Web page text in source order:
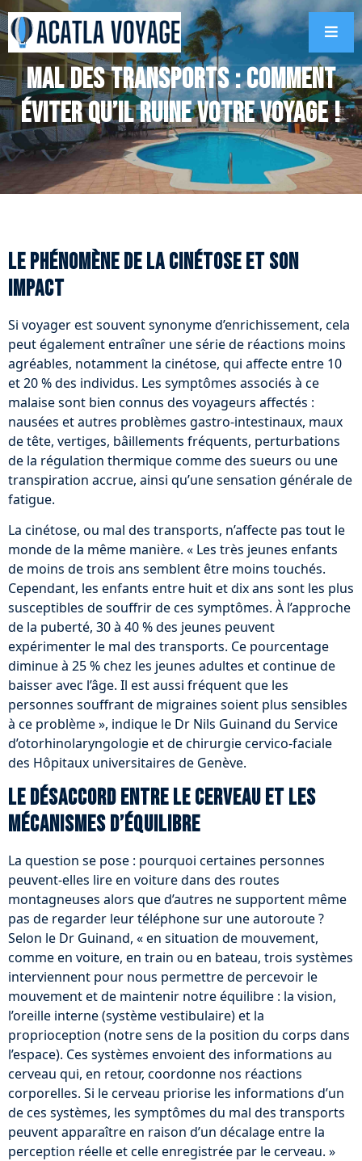
Mal des transports : comment
éviter qu’il ruine votre voyage !
Le phénomène de la cinétose et son
impact
Si voyager est souvent synonyme d’enrichissement, cela
peut également entraîner une série de réactions moins
agréables, notamment la cinétose, qui affecte entre 10
et 20 % des individus. Les symptômes associés à ce
malaise sont bien connus des voyageurs affectés :
nausées et autres problèmes gastro-intestinaux, maux
de tête, vertiges, bâillements fréquents, perturbations
de la régulation thermique comme des sueurs ou une
transpiration accrue, ainsi qu’une sensation générale de
fatigue.
La cinétose, ou mal des transports, n’affecte pas tout le
monde de la même manière. « Les très jeunes enfants
de moins de trois ans semblent être moins touchés.
Cependant, les enfants entre huit et dix ans sont les plus
susceptibles de souffrir de ces symptômes. À l’approche
de la puberté, 30 à 40 % des jeunes peuvent
expérimenter le mal des transports. Ce pourcentage
diminue à 25 % chez les jeunes adultes et continue de
baisser avec l’âge. Il est aussi fréquent que les
personnes souffrant de migraines soient plus sensibles
à ce problème », indique le Dr Nils Guinand du Service
d’otorhinolaryngologie et de chirurgie cervico-faciale
des Hôpitaux universitaires de Genève.
Le désaccord entre le cerveau et les
mécanismes d’équilibre
La question se pose : pourquoi certaines personnes
peuvent-elles lire en voiture dans des routes
montagneuses alors que d’autres ne supportent même
pas de regarder leur téléphone sur une autoroute ?
Selon le Dr Guinand, « en situation de mouvement,
comme en voiture, en train ou en bateau, trois systèmes
interviennent pour nous permettre de percevoir le
mouvement et de maintenir notre équilibre : la vision,
l’oreille interne (système vestibulaire) et la
proprioception (notre sens de la position du corps dans
l’espace). Ces systèmes envoient des informations au
cerveau qui, en retour, coordonne nos réactions
corporelles. Si le cerveau priorise les informations d’un
de ces systèmes, les symptômes du mal des transports
peuvent apparaître en raison d’un décalage entre la
perception réelle et celle enregistrée par le cerveau. »